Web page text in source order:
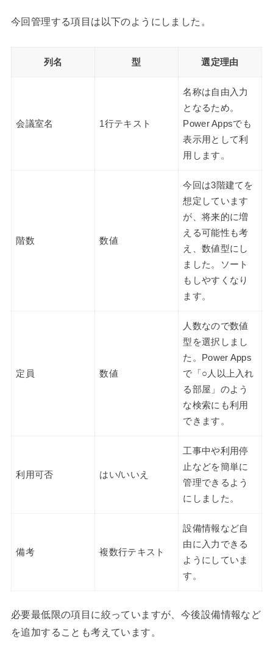
今回管理する項目は以下のようにしました。
列名 型 選定理由
会議室名 1行テキスト
名称は自由入力
となるため。
Power Appsでも
表示用として利
用します。
階数 数値
今回は3階建てを
想定しています
が、将来的に増
える可能性も考
え、数値型にし
ました。ソート
もしやすくなり
ます。
定員 数値
人数なので数値
型を選択しまし
た。Power Apps
で「○人以上入れ
る部屋」のよう
な検索にも利用
できます。
利用可否 はい/いいえ
工事中や利用停
止などを簡単に
管理できるよう
にしました。
備考 複数行テキスト
設備情報など自
由に入力できる
ようにしていま
す。
必要最低限の項目に絞っていますが、今後設備情報など
を追加することも考えています。